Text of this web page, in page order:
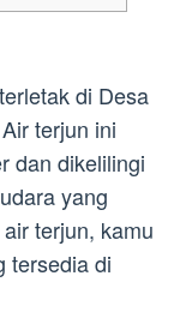
di Desa
terjun ini
dan dikelilingi
yang
terjun, kamu
tersedia di